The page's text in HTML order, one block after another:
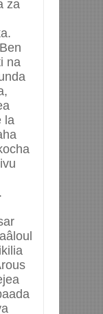
za
na
la